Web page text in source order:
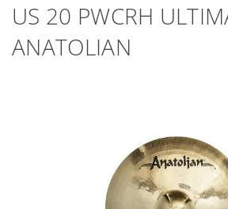
US 20 PWCRH
ANATOLIAN